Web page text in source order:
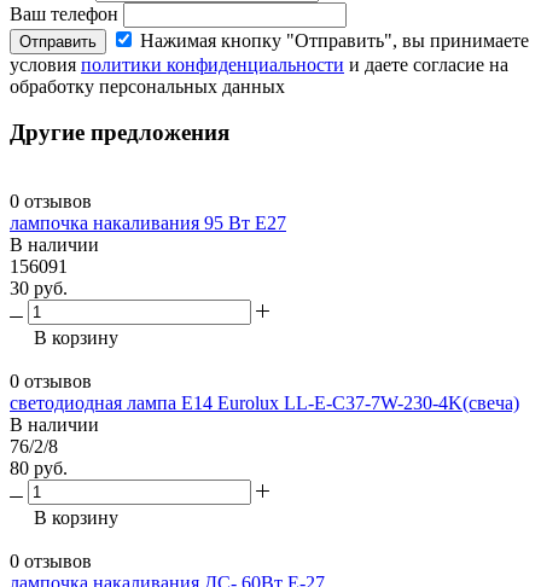
Ваш телефон
Отправить
Нажимая кнопку "Отправить", вы принимаете
условия политики конфиденциальности и даете согласие на
обработку персональных данных
Другие предложения
0 отзывов
лампочка накаливания 95 Вт Е27
В наличии
156091
30 руб.
В корзину
0 отзывов
светодиодная лампа E14 Eurolux LL-E-C37-7W-230-4K(свеча)
В наличии
76/2/8
80 руб.
В корзину
0 отзывов
лампочка накаливания ДС- 60Вт Е-27